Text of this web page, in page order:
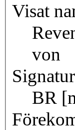
Visat
von
Signatur
BR